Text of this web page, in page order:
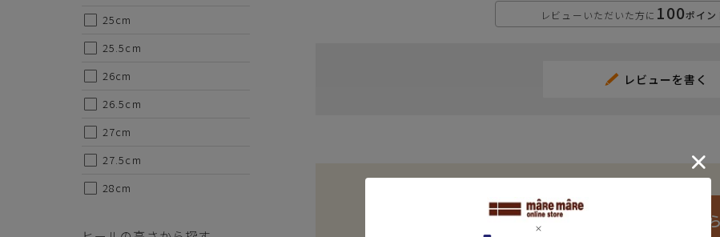
レビューいただいた方に 100ポイン
レビューを書く
ご購入はこちら
25cm
25.5cm
26cm
26.5cm
27cm
27.5cm
28cm